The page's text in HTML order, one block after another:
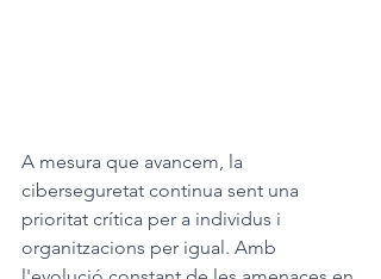
A mesura que avancem, la
ciberseguretat continua sent una
prioritat crítica per a individus i
organitzacions per igual. Amb